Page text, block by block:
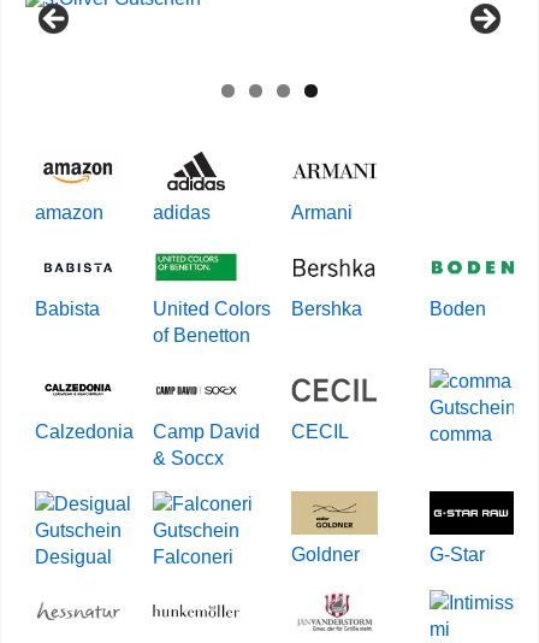
amazon adidas Armani
Babista
United Colors
of Benetton
Bershka Boden
Calzedonia
Camp David
& Soccx
CECIL comma
Desigual Falconeri Goldner G-Star